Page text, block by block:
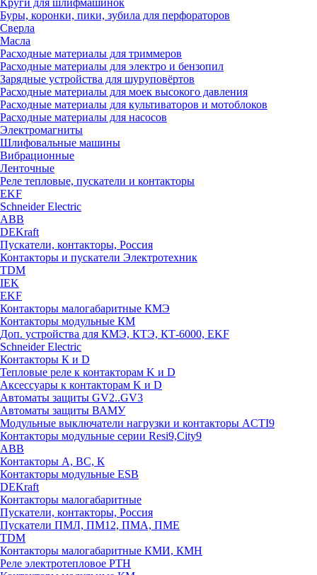
Круги для шлифмашинок
Буры, коронки, пики, зубила для перфораторов
Сверла
Масла
Расходные материалы для триммеров
Расходные материалы для электро и бензопил
Зарядные устройства для шуруповёртов
Расходные материалы для моек высокого давления
Расходные материалы для культиваторов и мотоблоков
Расходные материалы для насосов
Электромагниты
Шлифовальные машины
Вибрационные
Ленточные
Реле тепловые, пускатели и контакторы
EKF
Schneider Electric
ABB
DEKraft
Пускатели, контакторы, Россия
Контакторы и пускатели Электротехник
TDM
IEK
EKF
Контакторы малогабаритные КМЭ
Контакторы модульные КМ
Доп. устройства для КМЭ, КТЭ, КТ-6000, EKF
Schneider Electric
Контакторы К и D
Тепловые реле к контакторам K и D
Аксессуары к контакторам K и D
Автоматы защиты GV2..GV3
Автоматы защиты ВАМУ
Модульные выключатели нагрузки и контакторы ACTI9
Контакторы модульные серии Resi9,City9
ABB
Контакторы А, ВС, К
Контакторы модульные ESB
DEKraft
Контакторы малогабаритные
Пускатели, контакторы, Россия
Пускатели ПМЛ, ПМ12, ПМА, ПМЕ
TDM
Контакторы малогабаритные КМИ, КМН
Реле электротепловое РТН